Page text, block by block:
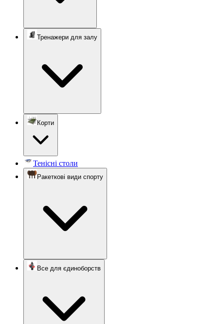
Тренажери для залу
Корти
Тенісні столи
Ракеткові види спорту
Все для єдиноборств